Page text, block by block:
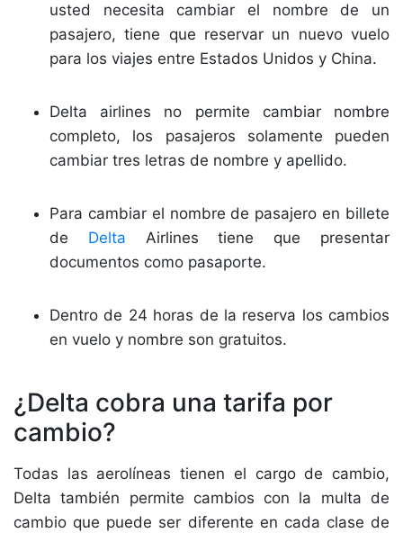
usted necesita cambiar el nombre de un
pasajero, tiene que reservar un nuevo vuelo
para los viajes entre Estados Unidos y China.
Delta airlines no permite cambiar nombre
completo, los pasajeros solamente pueden
cambiar tres letras de nombre y apellido.
Para cambiar el nombre de pasajero en billete
de Delta Airlines tiene que presentar
documentos como pasaporte.
Dentro de 24 horas de la reserva los cambios
en vuelo y nombre son gratuitos.
¿Delta cobra una tarifa por
cambio?
Todas las aerolíneas tienen el cargo de cambio,
Delta también permite cambios con la multa de
cambio que puede ser diferente en cada clase de